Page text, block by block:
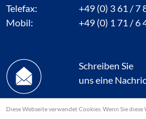
Diese Webseite verwendet Cookies. Wenn Sie diese
Telefax:
+49 (0) 3 61 / 7
Mobil:
+49 (0) 1 71 / 6
Schreiben Sie
uns eine